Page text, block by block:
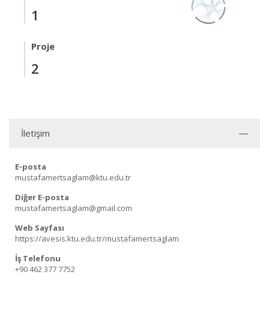
1
Proje
2
İletişim
E-posta
mustafamertsaglam@ktu.edu.tr
Diğer E-posta
mustafamertsaglam@gmail.com
Web Sayfası
https://avesis.ktu.edu.tr/mustafamertsaglam
İş Telefonu
+90 462 377 7752